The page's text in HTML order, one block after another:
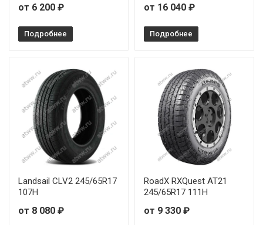
от 6 200 ₽
Подробнее
от 16 040 ₽
Подробнее
Landsail CLV2 245/65R17
107H
от 8 080 ₽
RoadX RXQuest AT21
245/65R17 111H
от 9 330 ₽